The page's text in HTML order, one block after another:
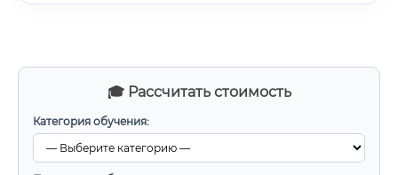
🎓 Рассчитать стоимость
Категория обучения: